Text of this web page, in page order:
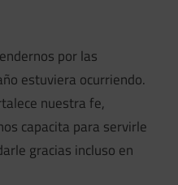
por las
estuviera ocurriendo.
nuestra fe,
capacita para servirle
gracias incluso en